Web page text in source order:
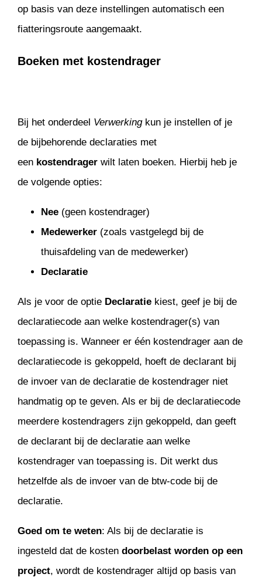
op basis van deze instellingen automatisch een
fiatteringsroute aangemaakt.
Boeken met kostendrager
Bij het onderdeel Verwerking kun je instellen of je
de bijbehorende declaraties met
een kostendragerwilt laten boeken. Hierbij heb je
de volgende opties:
Nee (geen kostendrager)
Medewerker (zoals vastgelegd bij de
thuisafdeling van de medewerker)
Declaratie
Als je voor de optie Declaratie kiest, geef je bij de
declaratiecode aan welke kostendrager(s) van
toepassing is. Wanneer er één kostendrager aan de
declaratiecode is gekoppeld, hoeft de declarant bij
de invoer van de declaratie de kostendrager niet
handmatig op te geven. Als er bij de declaratiecode
meerdere kostendragers zijn gekoppeld, dan geeft
de declarant bij de declaratie aan welke
kostendrager van toepassing is. Dit werkt dus
hetzelfde als de invoer van de btw-code bij de
declaratie.
Goed om te weten: Als bij de declaratie is
ingesteld dat de kosten doorbelast worden op een
project, wordt de kostendrager altijd op basis van